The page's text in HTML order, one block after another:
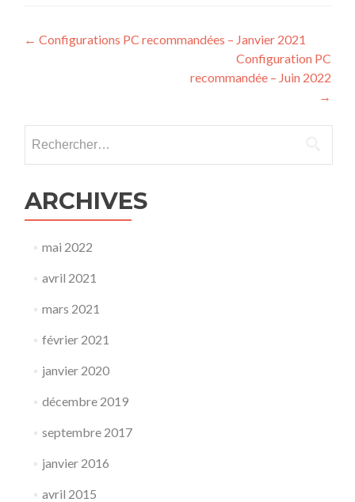
Navigation
← Configurations PC recommandées – Janvier 2021
Configuration PC
recommandée – Juin 2022
→
ARCHIVES
mai 2022
avril 2021
mars 2021
février 2021
janvier 2020
décembre 2019
septembre 2017
janvier 2016
avril 2015